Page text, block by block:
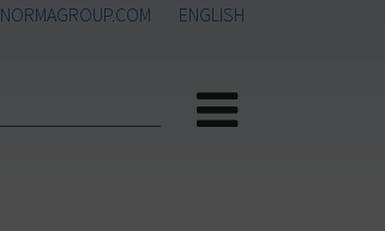
NORMAGROUP.COM ENGLISH
Menü